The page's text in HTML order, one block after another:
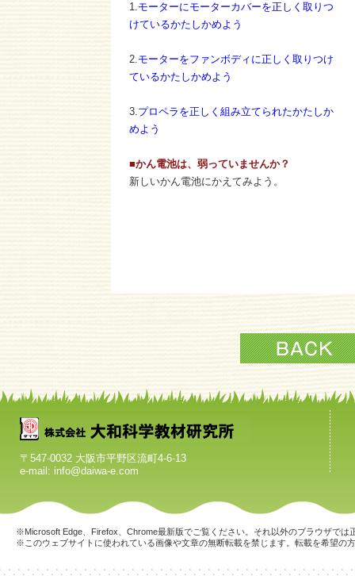
1.モーターにモーターカバーを正しく取りつ
けているかたしかめよう
2.モーターをファンボディに正しく取りつけ
ているかたしかめよう
3.プロペラを正しく組み立てられたかたしか
めよう
■かん電池は、弱っていませんか？
新しいかん電池にかえてみよう。
〒547-0032 大阪市平野区流町4-6-13
e-mail: info@daiwa-e.com
※Microsoft Edge、Firefox、Chrome最新版でご覧ください。それ以外のブラウザでは
※このウェブサイトに使われている画像や文章の無断転載を禁じます。転載を希望の